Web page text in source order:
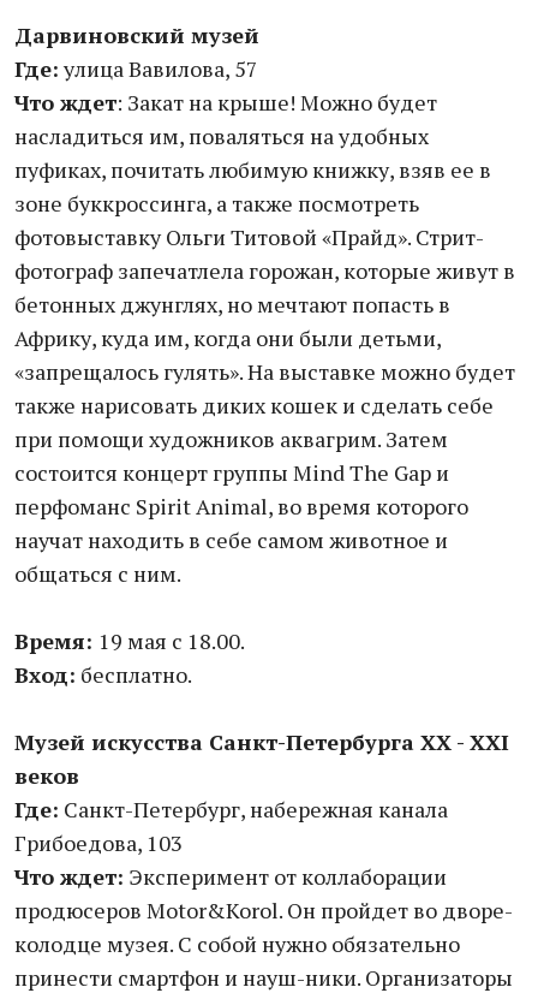
Дарвиновский музей
Где: улица Вавилова, 57
Что ждет: Закат на крыше! Можно будет
насладиться им, поваляться на удобных
пуфиках, почитать любимую книжку, взяв ее в
зоне буккроссинга, а также посмотреть
фотовыставку Ольги Титовой «Прайд». Стрит-
фотограф запечатлела горожан, которые живут в
бетонных джунглях, но мечтают попасть в
Африку, куда им, когда они были детьми,
«запрещалось гулять». На выставке можно будет
также нарисовать диких кошек и сделать себе
при помощи художников аквагрим. Затем
состоится концерт группы Mind The Gap и
перфоманс Spirit Animal, во время которого
научат находить в себе самом животное и
общаться с ним.
Время: 19 мая с 18.00.
Вход: бесплатно.
Музей искусства Санкт-Петербурга XX - XXI
веков
Где: Санкт-Петербург, набережная канала
Грибоедова, 103
Что ждет: Эксперимент от коллаборации
продюсеров Motor&Korol. Он пройдет во дворе-
колодце музея. С собой нужно обязательно
принести смартфон и науш-ники. Организаторы